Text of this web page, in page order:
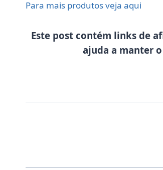
Para mais produtos veja aqui
Este post contém links de
ajuda a manter